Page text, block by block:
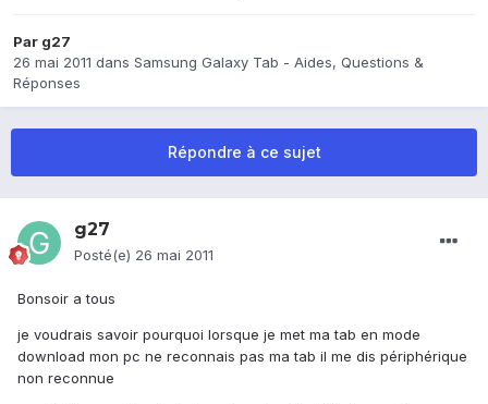
Par g27
26 mai 2011 dans Samsung Galaxy Tab - Aides, Questions &
Réponses
Répondre à ce sujet
g27
Posté(e) 26 mai 2011
Bonsoir a tous
je voudrais savoir pourquoi lorsque je met ma tab en mode
download mon pc ne reconnais pas ma tab il me dis périphérique
non reconnue